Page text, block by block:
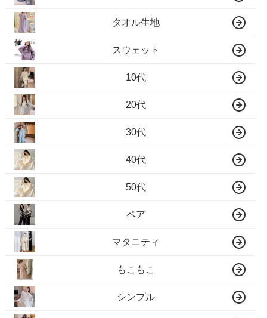
タオル生地
スウェット
10代
20代
30代
40代
50代
ペア
マタニティ
もこもこ
シンプル